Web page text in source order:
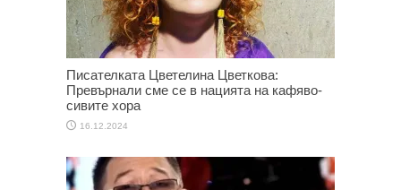
Писателката Цветелина Цветкова:
Превърнали сме се в нацията на кафяво-
сивите хора
16.12.2024